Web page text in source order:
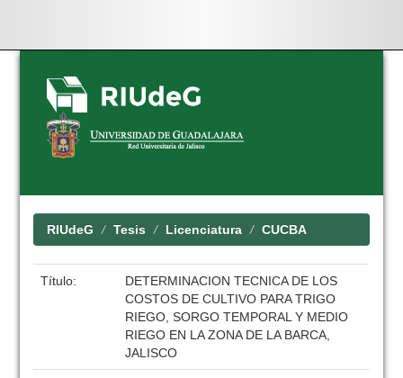
Skip
navigation
RIUdeG Tesis Licenciatura CUCBA
Título:
DETERMINACION TECNICA DE LOS
COSTOS DE CULTIVO PARA TRIGO
RIEGO, SORGO TEMPORAL Y MEDIO
RIEGO EN LA ZONA DE LA BARCA,
JALISCO